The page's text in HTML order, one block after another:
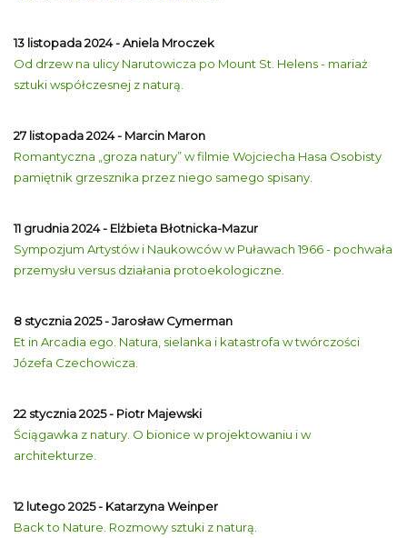
13 listopada 2024 - Aniela Mroczek
Od drzew na ulicy Narutowicza po Mount St. Helens - mariaż
sztuki współczesnej z naturą.
27 listopada 2024 - Marcin Maron
Romantyczna „groza natury” w filmie Wojciecha Hasa Osobisty
pamiętnik grzesznika przez niego samego spisany.
11 grudnia 2024 - Elżbieta Błotnicka-Mazur
Sympozjum Artystów i Naukowców w Puławach 1966 - pochwała
przemysłu versus działania protoekologiczne.
8 stycznia 2025 - Jarosław Cymerman
Et in Arcadia ego. Natura, sielanka i katastrofa w twórczości
Józefa Czechowicza.
22 stycznia 2025 - Piotr Majewski
Ściągawka z natury. O bionice w projektowaniu i w
architekturze.
12 lutego 2025 - Katarzyna Weinper
Back to Nature. Rozmowy sztuki z naturą.